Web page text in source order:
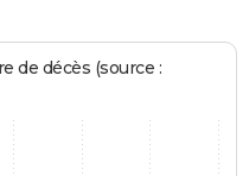
de décès (source :